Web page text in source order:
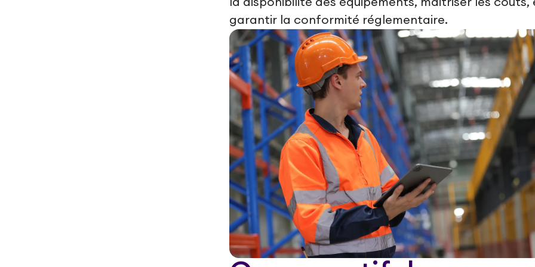
la disponibilité des équipements, maîtriser les coûts,
garantir la conformité réglementaire.